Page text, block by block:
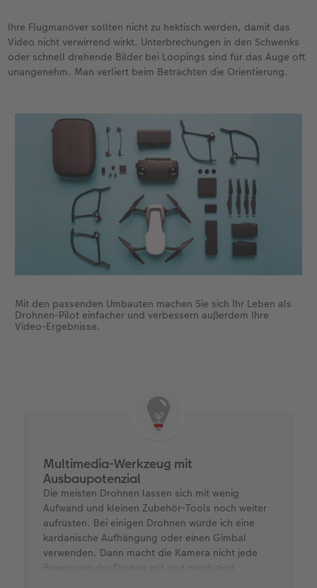
Ihre Flugmanöver sollten nicht zu hektisch werden, damit das
Video nicht verwirrend wirkt. Unterbrechungen in den Schwenks
oder schnell drehende Bilder bei Loopings sind für das Auge oft
unangenehm. Man verliert beim Betrachten die Orientierung.
Mit den passenden Umbauten machen Sie sich Ihr Leben als
Drohnen-Pilot einfacher und verbessern außerdem Ihre
Video-Ergebnisse.
Multimedia-Werkzeug mit
Ausbaupotenzial
Die meisten Drohnen lassen sich mit wenig
Aufwand und kleinen Zubehör-Tools noch weiter
aufrüsten. Bei einigen Drohnen würde ich eine
kardanische Aufhängung oder einen Gimbal
verwenden. Dann macht die Kamera nicht jede
Bewegung der Drohne mit und produziert